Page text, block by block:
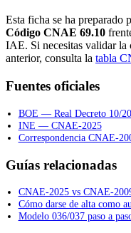
Esta ficha se ha preparado
Código CNAE 69.10
IAE. Si necesitas validar la
anterior, consulta la tabla
Fuentes oficiales
BOE — Real Decreto 10/
INE — CNAE-2025
Correspondencia CNAE-
Guías relacionadas
CNAE-2025 vs CNAE-
Cómo darse de alta como
Modelo 036/037 paso a